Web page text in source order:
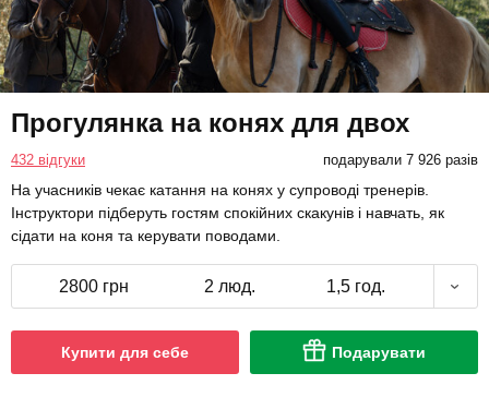
Прогулянка на конях для двох
432 відгуки подарували 7 926 разів
На учасників чекає катання на конях у супроводі тренерів.
Інструктори підберуть гостям спокійних скакунів і навчать, як
сідати на коня та керувати поводами.
2800 грн 2 люд. 1,5 год.
Купити для себе Подарувати